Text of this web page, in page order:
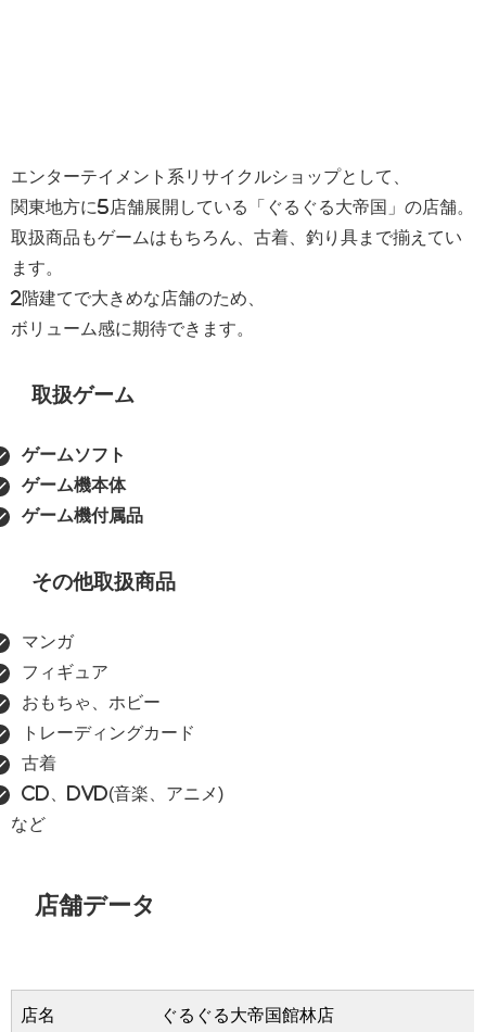
エンターテイメント系リサイクルショップとして、
関東地方に5店舗展開している「ぐるぐる大帝国」の店舗。
取扱商品もゲームはもちろん、古着、釣り具まで揃えてい
ます。
2階建てで大きめな店舗のため、
ボリューム感に期待できます。
取扱ゲーム
ゲームソフト
ゲーム機本体
ゲーム機付属品
その他取扱商品
マンガ
フィギュア
おもちゃ、ホビー
トレーディングカード
古着
CD、DVD(音楽、アニメ)
など
店舗データ
店名 ぐるぐる大帝国館林店